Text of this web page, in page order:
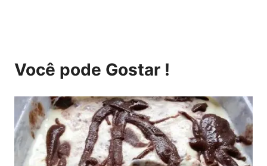
Você pode Gostar !